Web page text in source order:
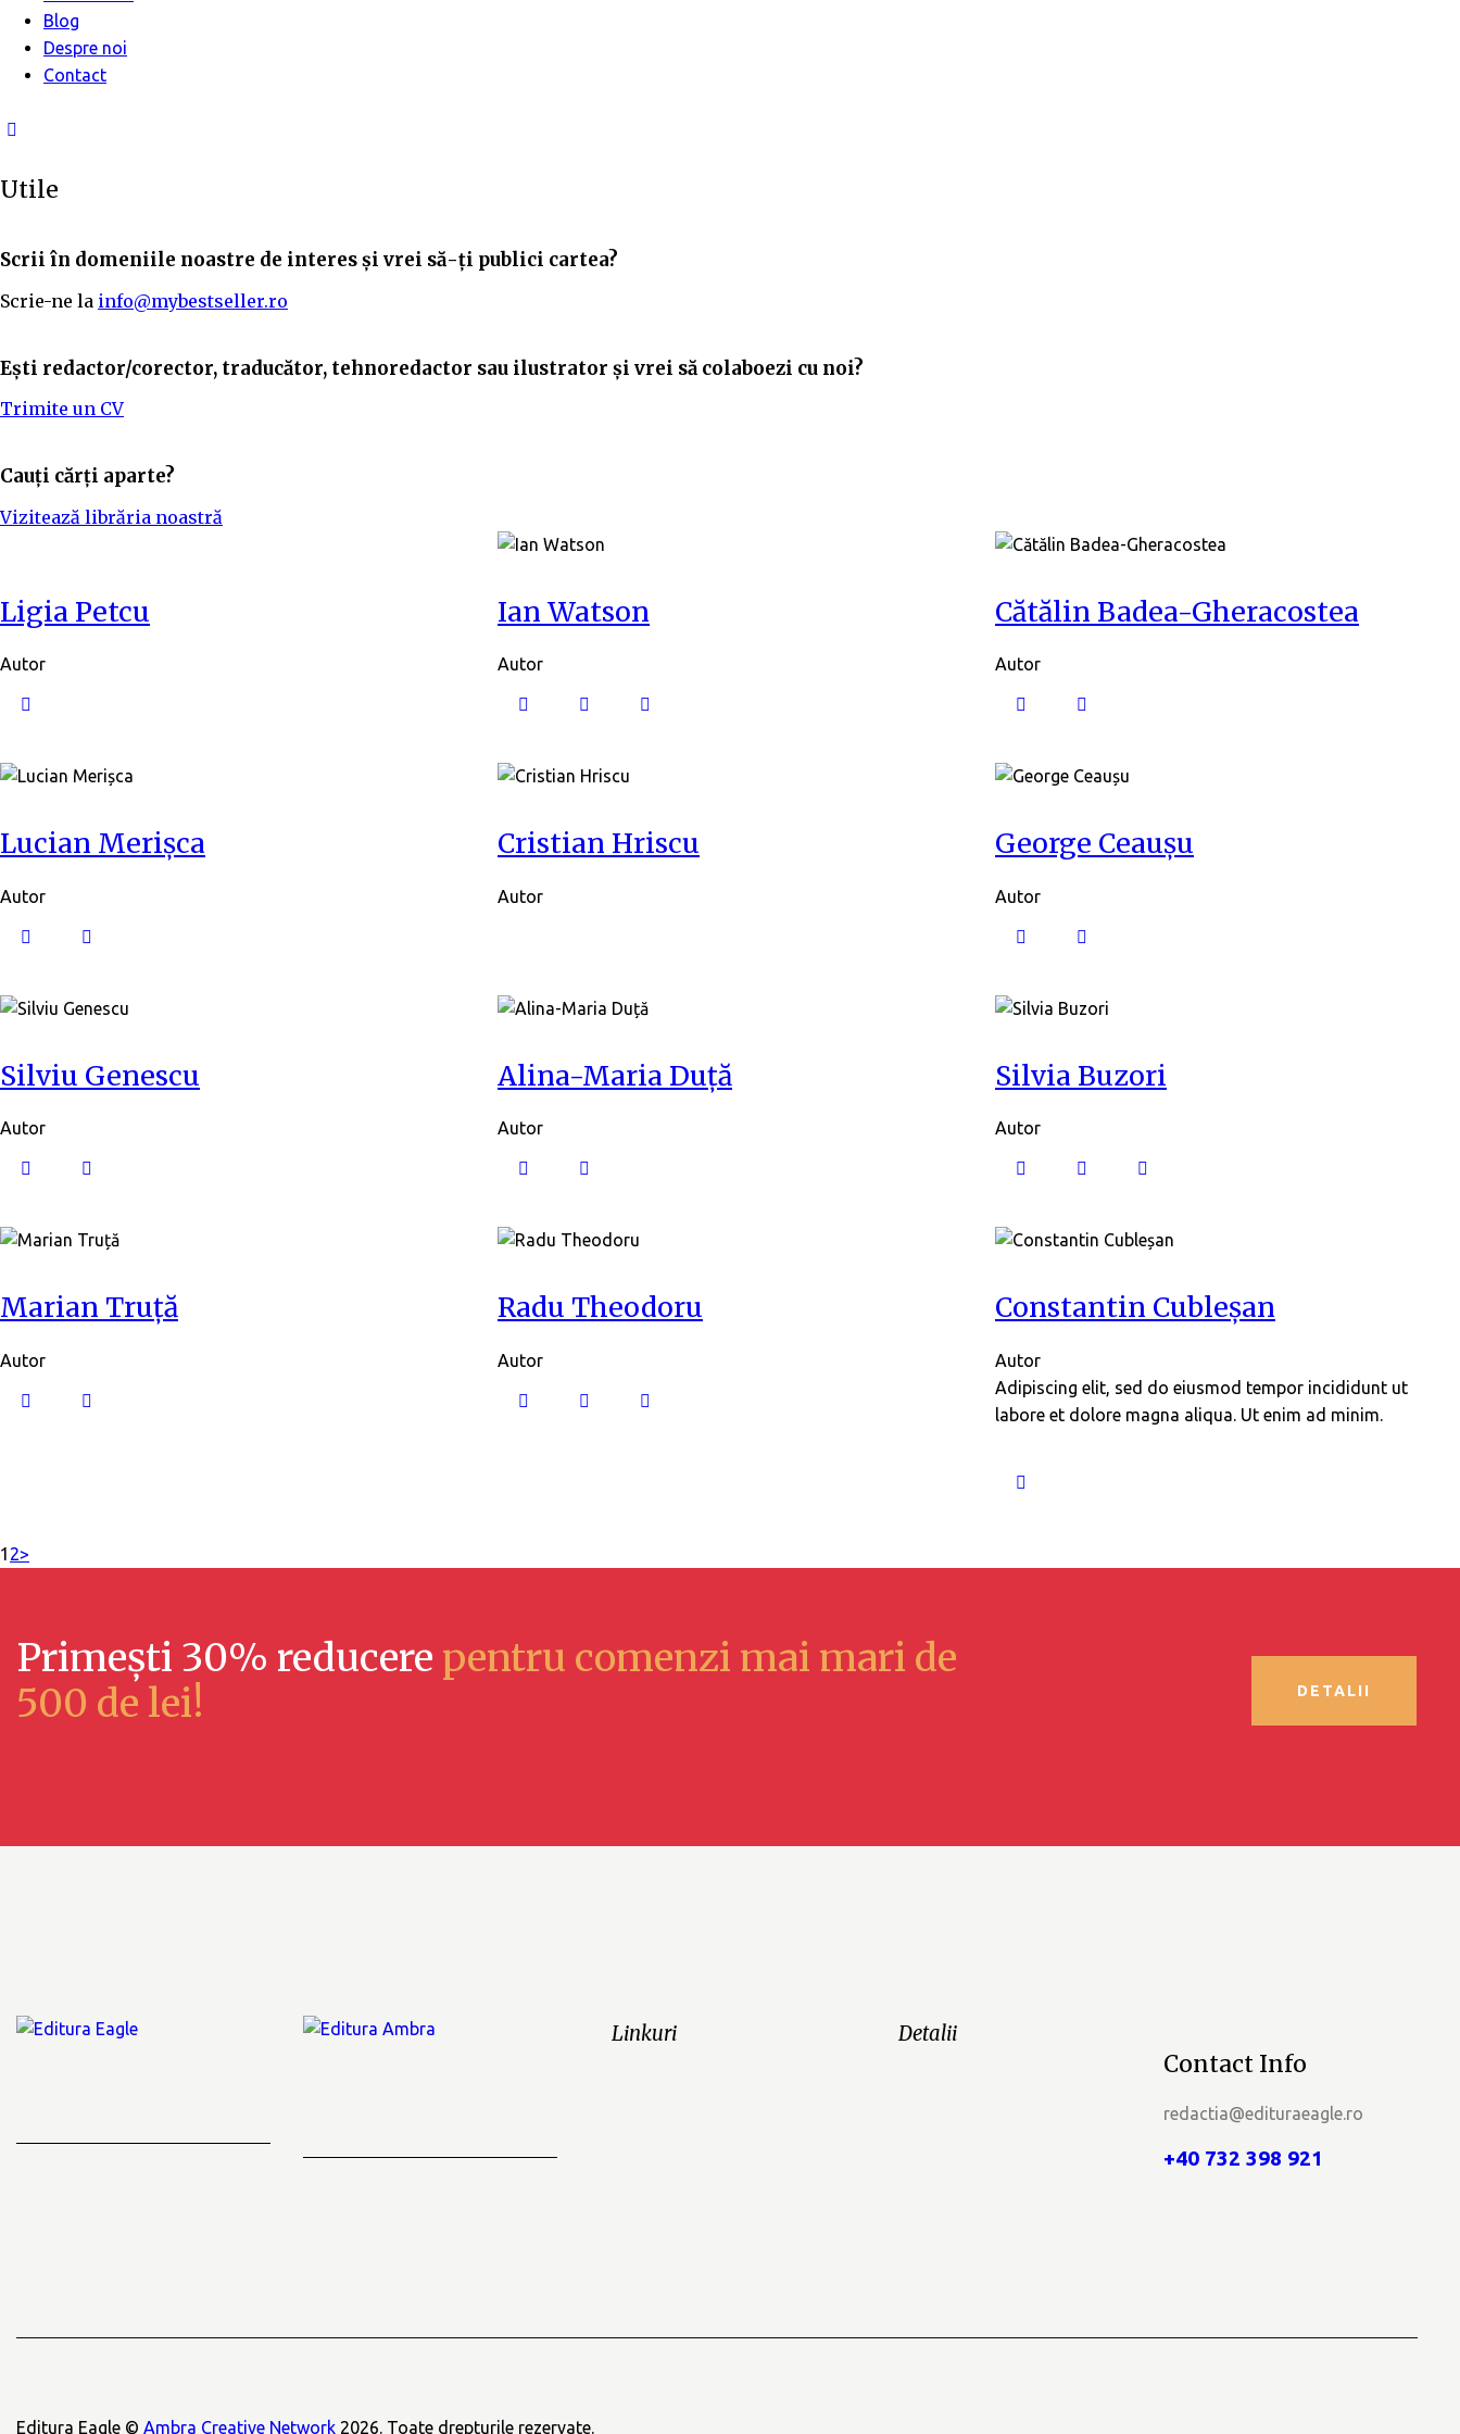
Blog
Despre noi
Contact
Utile
Scrii în domeniile noastre de interes și vrei să-ți publici cartea?
Scrie-ne la info@mybestseller.ro
Ești redactor/corector, traducător, tehnoredactor sau ilustrator și vrei să colaboezi cu noi?
Trimite un CV
Cauți cărți aparte?
Vizitează librăria noastră
Ligia Petcu
Autor
Ian Watson
Autor
Cătălin Badea-Gheracostea
Autor
Lucian Merișca
Autor
Cristian Hriscu
Autor
George Ceaușu
Autor
Silviu Genescu
Autor
Alina-Maria Duță
Autor
Silvia Buzori
Autor
Marian Truță
Autor
Radu Theodoru
Autor
Constantin Cubleșan
Autor
Adipiscing elit, sed do eiusmod tempor incididunt ut
labore et dolore magna aliqua. Ut enim ad minim.
1 2>
Primești 30% reducere pentru comenzi mai mari de
500 de lei!
DETALII
Linkuri Detalii
Contact Info
redactia@edituraeagle.ro
+40 732 398 921
Editura Eagle © Ambra Creative Network 2026. Toate drepturile rezervate.